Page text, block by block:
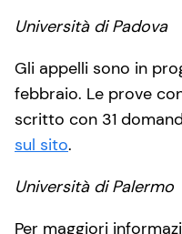
Università di Padova
Gli appelli sono in
febbraio. Le prove
scritto con 31
sul sito.
Università di Palermo
Per maggiori